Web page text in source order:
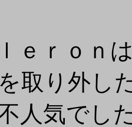
ｅｒｏｎ
取り外し
人気でし